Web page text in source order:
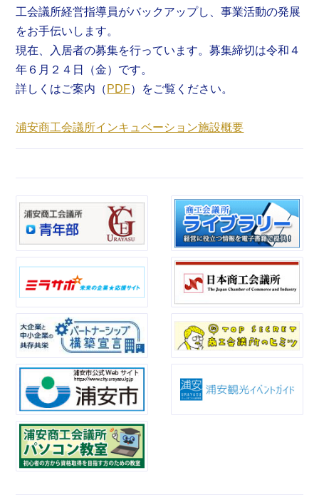
工会議所経営指導員がバックアップし、事業活動の発展
をお手伝いします。
現在、入居者の募集を行っています。募集締切は令和４
年６月２４日（金）です。
詳しくはご案内（ PDF）をご覧ください。
浦安商工会議所インキュベーション施設概要